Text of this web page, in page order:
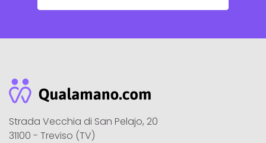
Strada Vecchia di San Pelajo, 20
31100 - Treviso (TV)